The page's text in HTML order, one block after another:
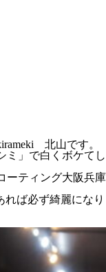
北山です。
ミ」で白くボケてし
れば必ず綺麗になり